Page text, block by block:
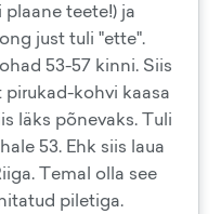
teete!) ja
just tuli "ette".
53-57 kinni. Siis
kohvi kaasa
läks põnevaks. Tuli
53. Ehk siis laua
Temal olla see
piletiga.